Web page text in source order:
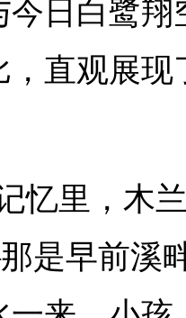
今日白鹭
直观展现
忆里，木
是早前溪